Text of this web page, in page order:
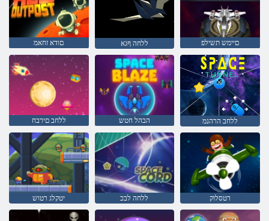
םודא זחאמ ללחה ףגא םיימש תשילפ
ללחב םירבח הבהל חטש ללחב הרהנמ
יטקלג רטוש ללחה לבכ רטסלוק